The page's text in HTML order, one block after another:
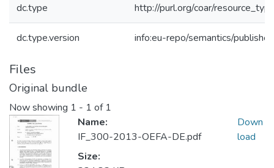
dc.type http://purl.org/coar/
dc.type.version info:eu-repo/semantics/
Files
Original bundle
Now showing 1 - 1 of 1
Name:
IF_300-2013-OEFA-DE.pdf
Size:
Down
load